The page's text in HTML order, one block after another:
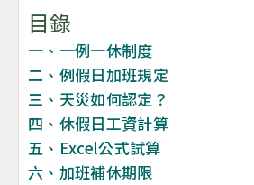
目錄
一、一例一休制度
二、例假日加班規定
三、天災如何認定？
四、休假日工資計算
五、Excel公式試算
六、加班補休期限